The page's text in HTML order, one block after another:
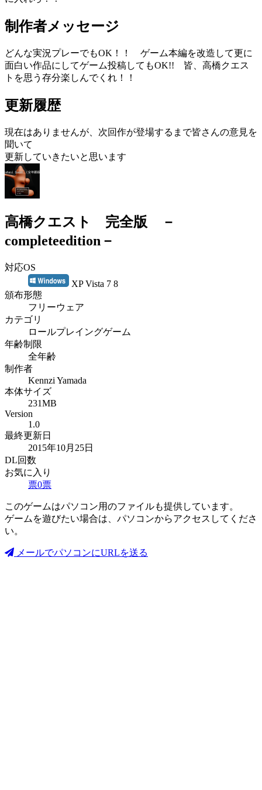
制作者メッセージ
どんな実況プレーでもOK！！ ゲーム本編を改造して更に
面白い作品にしてゲーム投稿してもOK!! 皆、高橋クエス
トを思う存分楽しんでくれ！！
更新履歴
現在はありませんが、次回作が登場するまで皆さんの意見を
聞いて
更新していきたいと思います
高橋クエスト 完全版 －
completeedition－
対応OS
XP Vista 7 8
頒布形態
フリーウェア
カテゴリ
ロールプレイングゲーム
年齢制限
全年齢
制作者
Kennzi Yamada
本体サイズ
231MB
Version
1.0
最終更新日
2015年10月25日
DL回数
お気に入り
票0票
このゲームはパソコン用のファイルも提供しています。
ゲームを遊びたい場合は、パソコンからアクセスしてくださ
い。
メールでパソコンにURLを送る